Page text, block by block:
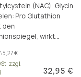
(NAC), Glycin
Pro Glutathion
den
wirkt
€
zzgl.
32,95 €